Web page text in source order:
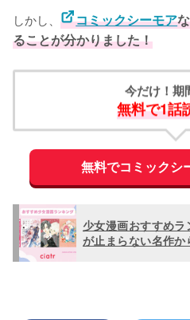
しかし、 コミックシーモア
ることが分かりました！
今だけ！期
無料で1話
無料でコミックシ
少女漫画おすすめ
が止まらない名作